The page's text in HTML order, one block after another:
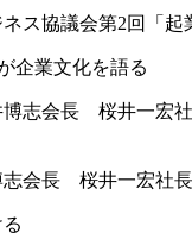
ス協議会第2回「起
企業文化を語る
志会長 桜井一宏社長